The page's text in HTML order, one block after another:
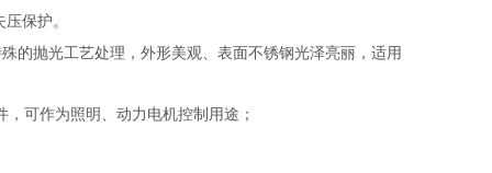
保护。
的抛光工艺处理，外形美观、表面不锈钢光泽亮丽，适用
可作为照明、动力电机控制用途；